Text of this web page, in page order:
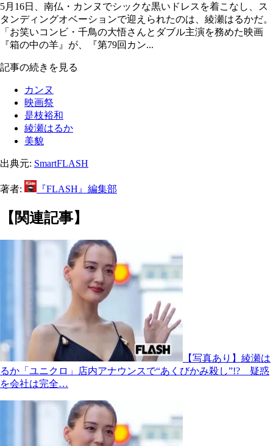
5月16日、南仏・カンヌでシックな黒いドレスを着こなし、ス
タンディングオベーションで迎えられたのは、綾瀬はるかだ。
「お笑いコンビ・千鳥の大悟さんとダブル主演を務めた映画
『箱の中の羊』が、『第79回カン...
記事の続きを見る
カンヌ
映画祭
是枝裕和
綾瀬はるか
美貌
出典元: SmartFLASH
著者: 『FLASH』編集部
【関連記事】
【写真あり】綾瀬は
るか「ユニクロ」店内アナウンスで“あくびかみ殺し”!? 疑惑
を会社は完全…